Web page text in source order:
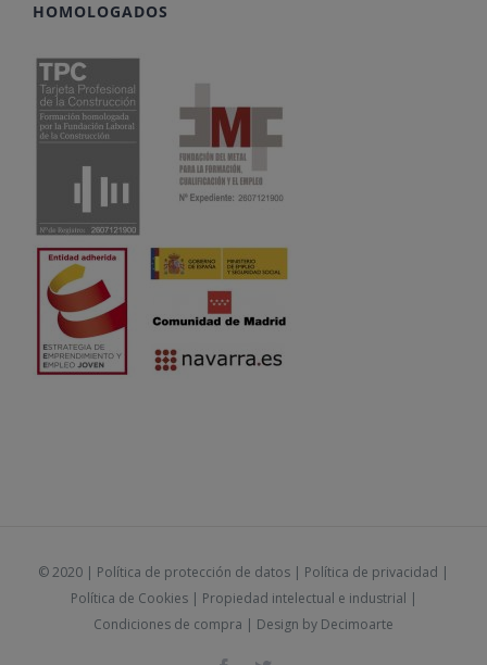
HOMOLOGADOS
© 2020 | Política de protección de datos | Política de privacidad |
Política de Cookies| Propiedad intelectual e industrial |
Condiciones de compra | Design by Decimoarte